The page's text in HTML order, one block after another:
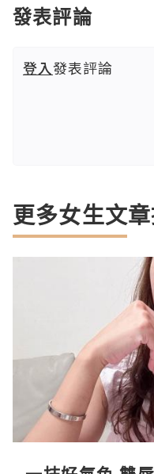
發表評論
登入發表評論
更多女生文